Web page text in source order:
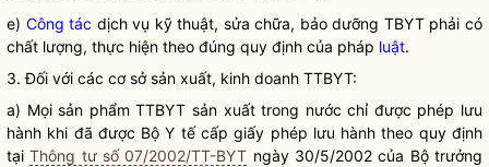
e) Công tác dịch vụ kỹ thuật, sửa chữa, bảo dưỡng TBYT phải có
chất lượng, thực hiện theo đúng quy định của pháp luật.
3. Đối với các cơ sở sản xuất, kinh doanh TTBYT:
a) Mọi sản phẩm TTBYT sản xuất trong nước chỉ được phép lưu
hành khi đã được Bộ Y tế cấp giấy phép lưu hành theo quy định
tạiThông tư số 07/2002/TT-BYT ngày 30/5/2002 của Bộ trưởng